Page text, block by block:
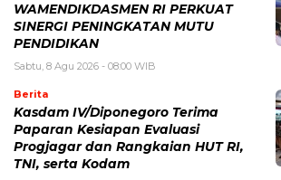
WAMENDIKDASMEN RI PERKUAT
SINERGI PENINGKATAN MUTU
PENDIDIKAN
Sabtu, 8 Agu 2026 - 08:00 WIB
Berita
Kasdam IV/Diponegoro Terima
Paparan Kesiapan Evaluasi
Progjagar dan Rangkaian HUT RI,
TNI, serta Kodam